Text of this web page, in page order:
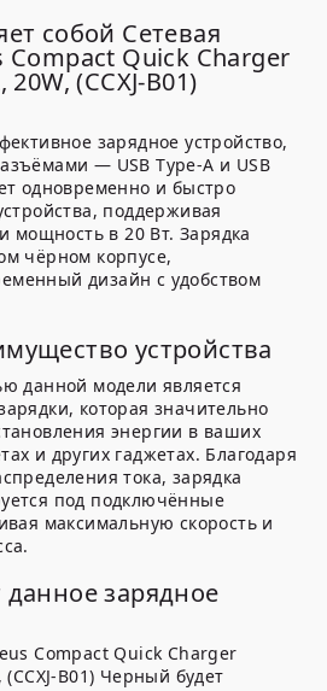
собой Сетевая
Compact Quick Charger
20W, (CCXJ-B01)
зарядное устройство,
— USB Type-A и USB
одновременно и быстро
поддерживая
мощность в 20 Вт. Зарядка
чёрном корпусе,
дизайн с удобством
устройства
данной модели является
которая значительно
энергии в ваших
и других гаджетах. Благодаря
тока, зарядка
под подключённые
максимальную скорость и
зарядное
Compact Quick Charger
(CCXJ-B01) Черный будет